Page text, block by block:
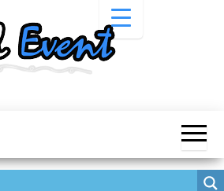
Pameran,
Pameran,
Seminar,